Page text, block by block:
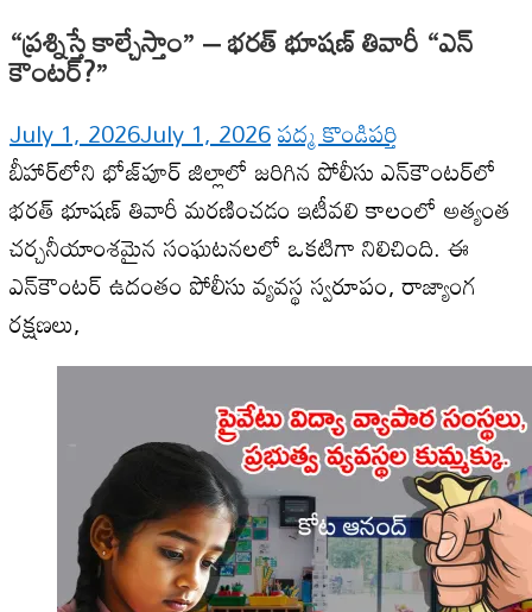
“ప్రశ్నిస్తే కాల్చేస్తాం” – భరత్ భూషణ్ తివారీ “ఎన్
కౌంటర్?”
July 1, 2026July 1, 2026పద్మ కొండిపర్తి
బీహార్‌లోని భోజ్‌పూర్ జిల్లాలో జరిగిన పోలీసు ఎన్‌కౌంటర్‌లో
భరత్ భూషణ్ తివారీ మరణించడం ఇటీవలి కాలంలో అత్యంత
చర్చనీయాంశమైన సంఘటనలలో ఒకటిగా నిలిచింది. ఈ
ఎన్‌కౌంటర్‌ ఉదంతం పోలీసు వ్యవస్థ స్వరూపం, రాజ్యాంగ
రక్షణలు,